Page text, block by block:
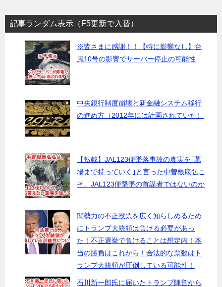
記事ランダム表示（F5更新で入替）
※皆さまに感謝！！【特に影響なし】台
風10号の影響でサーバー停止の可能性
中央銀行制度崩壊と新金融システム移行
の進め方（2012年には計画されていた）
【転載】JAL123便墜落事故の真実を｢墓
場まで持っていく｣と言った中曽根康弘こ
そ、JAL123便撃墜の首謀者ではないのか
闇勢力の不正投票を広く知らしめるため
にトランプ大統領は負ける必要があっ
た！不正選挙で負けることは想定内！本
当の勝負はこれから！合法的な票数はト
ランプ大統領が圧倒している可能性！
石川新一郎氏に届いたトランプ陣営から